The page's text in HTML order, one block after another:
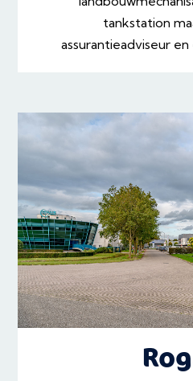
tankstation
assurantieadviseur